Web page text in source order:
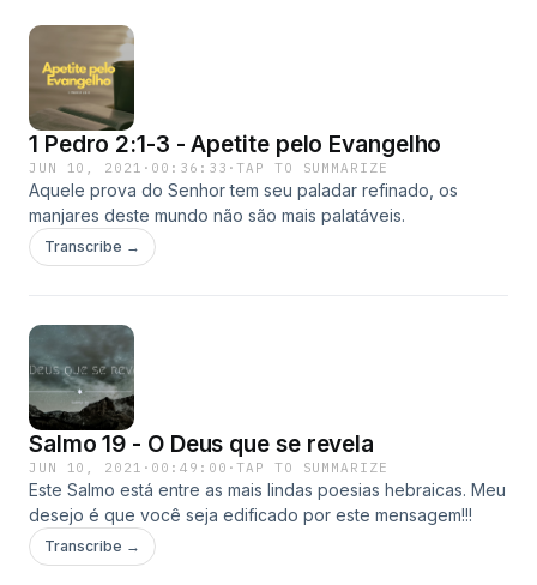
1 Pedro 2:1-3 - Apetite pelo Evangelho
JUN 10, 2021 · 00:36:33 ·TAP TO SUMMARIZE
Aquele prova do Senhor tem seu paladar refinado, os
manjares deste mundo não são mais palatáveis.
Transcribe →
Salmo 19 - O Deus que se revela
JUN 10, 2021 · 00:49:00 ·TAP TO SUMMARIZE
Este Salmo está entre as mais lindas poesias hebraicas. Meu
desejo é que você seja edificado por este mensagem!!!
Transcribe →